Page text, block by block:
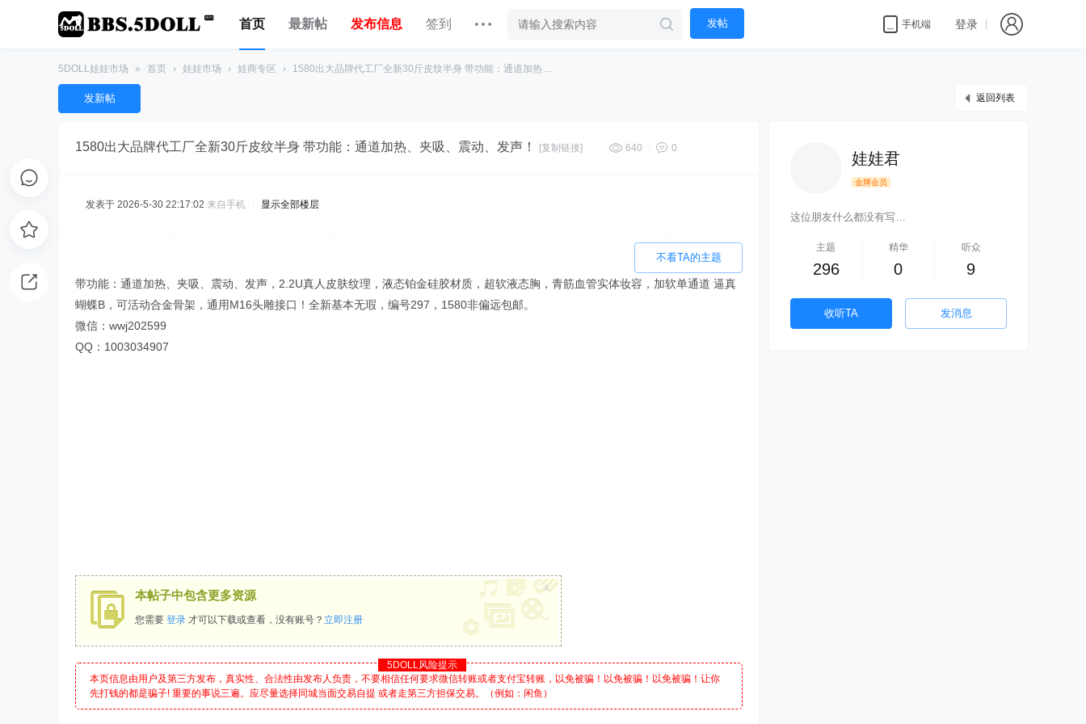
首页 最新帖 发布信息 签到 发帖 手机端 登录
5DOLL娃娃市场 » 首页 › 娃娃市场 › 娃商专区 › 1580出大品牌代工厂全新30斤皮纹半身 带功能：通道加热 ...
返回列表
发新帖
1580出大品牌代工厂全新30斤皮纹半身 带功能：通道加热、夹吸、震动、发声！ [复制链接] 640 0
发表于 2026-5-30 22:17:02 来自手机 显示全部楼层
不看TA的主题
带功能：通道加热、夹吸、震动、发声，2.2U真人皮肤纹理，液态铂金硅胶材质，超软液态胸，青筋血管实体妆容，加软单通道 逼真
蝴蝶B，可活动合金骨架，通用M16头雕接口！全新基本无瑕，编号297，1580非偏远包邮。
微信：wwj202599
QQ：1003034907
本帖子中包含更多资源
您需要 登录 才可以下载或查看，没有账号？ 立即注册
x
5DOLL风险提示
本页信息由用户及第三方发布，真实性、合法性由发布人负责，不要相信任何要求微信转账或者支付宝转账，以免被骗！以免被骗！以免被骗！让你
先打钱的都是骗子! 重要的事说三遍。应尽量选择同城当面交易自提 或者走第三方担保交易。（例如：闲鱼）
娃娃君
金牌会员
这位朋友什么都没有写…
主题
296
精华
0
听众
9
收听TA 发消息